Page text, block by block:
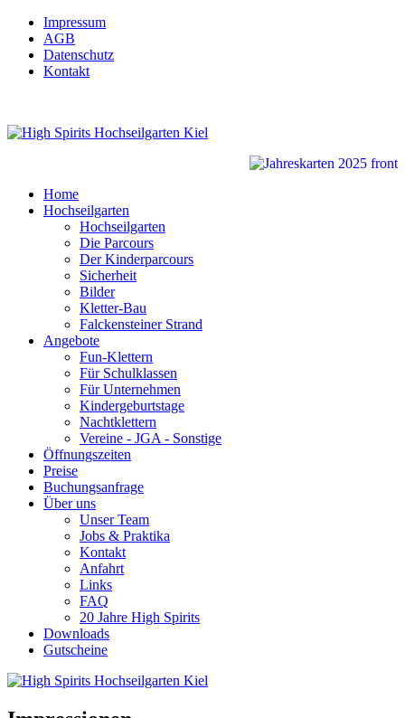
Impressum
AGB
Datenschutz
Kontakt
Home
Hochseilgarten
Hochseilgarten
Die Parcours
Der Kinderparcours
Sicherheit
Bilder
Kletter-Bau
Falckensteiner Strand
Angebote
Fun-Klettern
Für Schulklassen
Für Unternehmen
Kindergeburtstage
Nachtklettern
Vereine - JGA - Sonstige
Öffnungszeiten
Preise
Buchungsanfrage
Über uns
Unser Team
Jobs & Praktika
Kontakt
Anfahrt
Links
FAQ
20 Jahre High Spirits
Downloads
Gutscheine